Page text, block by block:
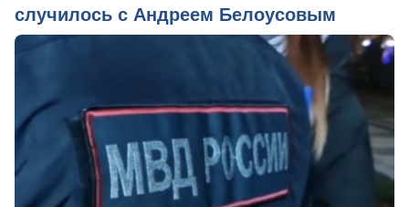
случилось с Андреем Белоусовым